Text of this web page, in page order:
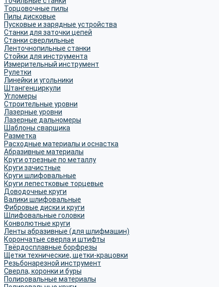
Торцовочные пилы
Пилы дисковые
Пусковые и зарядные устройства
Станки для заточки цепей
Станки сверлильные
Ленточнопильные станки
Стойки для инструмента
Измерительный инструмент
Рулетки
Линейки и угольники
Штангенциркули
Угломеры
Строительные уровни
Лазерные уровни
Лазерные дальномеры
Шаблоны сварщика
Разметка
Расходные материалы и оснастка
Абразивные материалы
Круги отрезные по металлу
Круги зачистные
Круги шлифовальные
Круги лепестковые торцевые
Доводочные круги
Валики шлифовальные
Фибровые диски и круги
Шлифовальные головки
Конволютные круги
Ленты абразивные (для шлифмашин)
Корончатые сверла и штифты
Твёрдосплавные борфрезы
Щетки технические, щетки-крацовки
Резьбонарезной инструмент
Сверла, коронки и буры
Полировальные материалы